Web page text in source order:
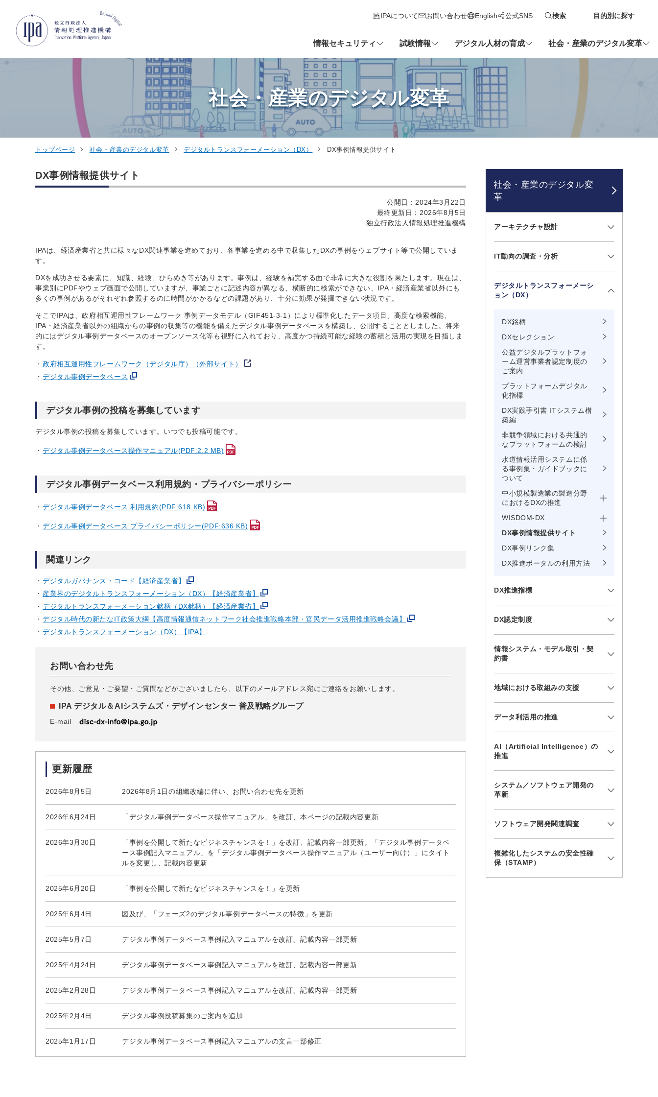
IPAについて
お問い合わせ English
新しいタブで開きます
公式SNS 検索 目的別に探す
情報セキュリティ 試験情報 デジタル人材の育成 社会・産業のデジタル変革
社会・産業のデジタル変革
トップページ 社会・産業のデジタル変革 デジタルトランスフォーメーション（DX） DX事例情報提供サイト
DX事例情報提供サイト
公開日：2024年3月22日
最終更新日：2026年8月5日
独立行政法人情報処理推進機構
IPAは、経済産業省と共に様々なDX関連事業を進めており、各事業を進める中で収集したDXの事例をウェブサイト等で公開していま
す。
DXを成功させる要素に、知識、経験、ひらめき等があります。事例は、経験を補完する面で非常に大きな役割を果たします。現在は、
事業別にPDFやウェブ画面で公開していますが、事業ごとに記述内容が異なる、横断的に検索ができない、IPA・経済産業省以外にも
多くの事例があるがそれぞれ参照するのに時間がかかるなどの課題があり、十分に効果が発揮できない状況です。
そこでIPAは、政府相互運用性フレームワーク 事例データモデル（GIF451-3-1）により標準化したデータ項目、高度な検索機能、
IPA・経済産業省以外の組織からの事例の収集等の機能を備えたデジタル事例データベースを構築し、公開することとしました。将来
的にはデジタル事例データベースのオープンソース化等も視野に入れており、高度かつ持続可能な経験の蓄積と活用の実現を目指しま
す。
政府相互運用性フレームワーク（デジタル庁）（外部サイト）
デジタル事例データベース
デジタル事例の投稿を募集しています
デジタル事例の投稿を募集しています。いつでも投稿可能です。
デジタル事例データベース操作マニュアル(PDF:2.2 MB)
デジタル事例データベース利用規約・プライバシーポリシー
デジタル事例データベース 利用規約(PDF:618 KB)
デジタル事例データベース プライバシーポリシー(PDF:636 KB)
関連リンク
デジタルガバナンス・コード【経済産業省】
産業界のデジタルトランスフォーメーション（DX）【経済産業省】
デジタルトランスフォーメーション銘柄（DX銘柄）【経済産業省】
デジタル時代の新たなIT政策大綱【高度情報通信ネットワーク社会推進戦略本部・官民データ活用推進戦略会議】
デジタルトランスフォーメーション（DX）【IPA】
お問い合わせ先
その他、ご意見・ご要望・ご質問などがございましたら、以下のメールアドレス宛にご連絡をお願いします。
IPA デジタル＆AIシステムズ・デザインセンター 普及戦略グループ
E-mail
更新履歴
2026年8月5日 2026年8月1日の組織改編に伴い、お問い合わせ先を更新
2026年6月24日 「デジタル事例データベース操作マニュアル」を改訂、本ページの記載内容更新
2026年3月30日
「事例を公開して新たなビジネスチャンスを！」を改訂、記載内容一部更新。「デジタル事例データベ
ース事例記入マニュアル」を「デジタル事例データベース操作マニュアル（ユーザー向け）」にタイト
ルを変更し、記載内容更新
2025年6月20日 「事例を公開して新たなビジネスチャンスを！」を更新
2025年6月4日 図及び、「フェーズ2のデジタル事例データベースの特徴」を更新
2025年5月7日 デジタル事例データベース事例記入マニュアルを改訂、記載内容一部更新
2025年4月24日 デジタル事例データベース事例記入マニュアルを改訂、記載内容一部更新
2025年2月28日 デジタル事例データベース事例記入マニュアルを改訂、記載内容一部更新
2025年2月4日 デジタル事例投稿募集のご案内を追加
2025年1月17日 デジタル事例データベース事例記入マニュアルの文言一部修正
社会・産業のデジタル変
革
アーキテクチャ設計
IT動向の調査・分析
デジタルトランスフォーメーシ
ョン（DX）
DX銘柄
DXセレクション
公益デジタルプラットフォ
ーム運営事業者認定制度の
ご案内
プラットフォームデジタル
化指標
DX実践手引書 ITシステム構
築編
非競争領域における共通的
なプラットフォームの検討
水道情報活用システムに係
る事例集・ガイドブックに
ついて
中小規模製造業の製造分野
におけるDXの推進
WISDOM-DX
DX事例情報提供サイト
DX事例リンク集
DX推進ポータルの利用方法
DX推進指標
DX認定制度
情報システム・モデル取引・契
約書
地域における取組みの支援
データ利活用の推進
AI（Artificial Intelligence）の
推進
システム／ソフトウェア開発の
革新
ソフトウェア開発関連調査
複雑化したシステムの安全性確
保（STAMP）